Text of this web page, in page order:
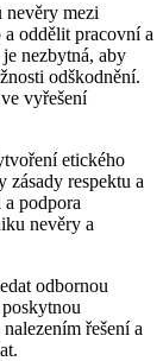
nevěry mezi
oddělit pracovní a
nezbytná, aby
odškodnění.
vyřešení
etického
zásady respektu a
podpora
nevěry a
odbornou
řešení a